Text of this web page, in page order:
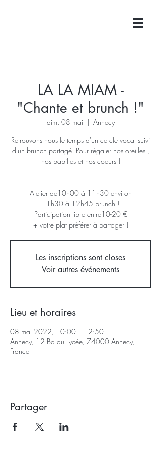
LA LA MIAM -
"Chante et brunch !"
dim. 08 mai
  |
Annecy
Retrouvons nous le temps d'un cercle vocal suivi
d'un brunch partagé. Pour régaler nos oreilles ,
nos papilles et nos coeurs !
Atelier de10h00 à 11h30 environ
11h30 à 12h45 brunch !
Participation libre entre10-20 €
+ votre plat préférer à partager !
Les inscriptions sont closes
Voir autres événements
Lieu et horaires
08 mai 2022, 10:00 – 12:50
Annecy, 12 Bd du Lycée, 74000 Annecy,
France
Partager